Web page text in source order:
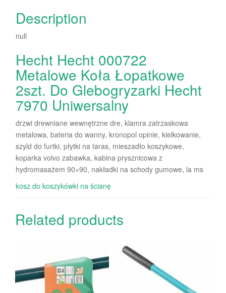
Description
null
Hecht Hecht 000722
Metalowe Koła Łopatkowe
2szt. Do Glebogryzarki Hecht
7970 Uniwersalny
drzwi drewniane wewnętrzne dre, klamra zatrzaskowa
metalowa, bateria do wanny, kronopol opinie, kielkowanie,
szyld do furtki, płytki na taras, mieszadło koszykowe,
koparka volvo zabawka, kabina prysznicowa z
hydromasażem 90×90, nakładki na schody gumowe, la ms
kosz do koszykówki na ścianę
Related products